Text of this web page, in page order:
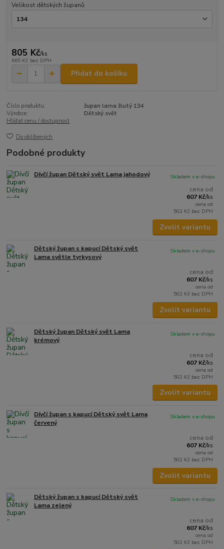
Velikost dětských županů
805 Kč/ks
665 Kč bez DPH
Přidat do košíku
Číslo produktu:
župan lama žlutý 134
Výrobce:
Dětský svět
Hlídat cenu / dostupnost
Do oblíbených
Podobné produkty
Dívčí župan Dětský svět Lama jahodový
cena od
607 Kč/ks
cena od
502 Kč bez DPH
Skladem v e-shopu
Zvolit variantu
Dětský župan s kapucí Dětský svět
Lama světle tyrkysový
cena od
607 Kč/ks
cena od
502 Kč bez DPH
Skladem v e-shopu
Zvolit variantu
Dětský župan Dětský svět Lama
krémový
cena od
607 Kč/ks
cena od
502 Kč bez DPH
Skladem v e-shopu
Zvolit variantu
Dívčí župan s kapucí Dětský svět Lama
červený
cena od
607 Kč/ks
cena od
502 Kč bez DPH
Skladem v e-shopu
Zvolit variantu
Dětský župan s kapucí Dětský svět
Lama zelený
cena od
607 Kč/ks
cena od
502 Kč bez DPH
Skladem v e-shopu